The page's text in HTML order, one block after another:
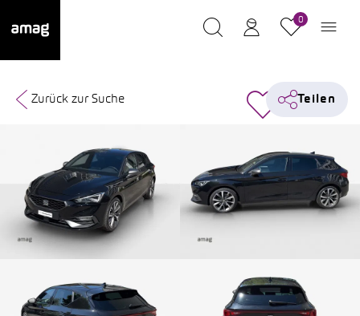
0
Zurück zur Suche Teilen